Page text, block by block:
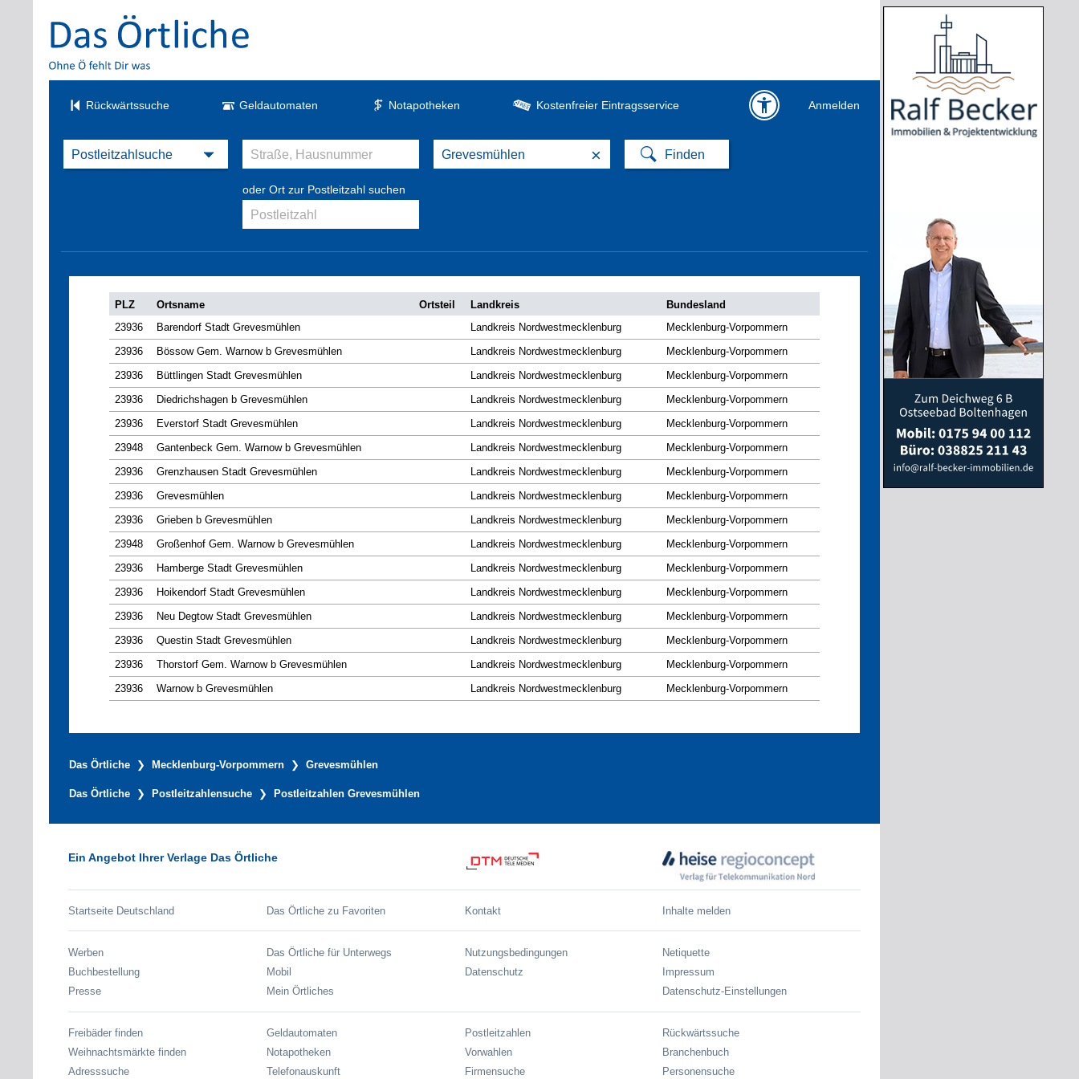
Rückwärtssuche Geldautomaten Notapotheken Kostenfreier Eintragsservice Anmelden
×
oder Ort zur Postleitzahl suchen
PLZ Ortsname Ortsteil Landkreis
Bundesland
23936
Barendorf Stadt Grevesmühlen Landkreis Nordwestmecklenburg
Mecklenburg-Vorpommern
23936
Bössow Gem. Warnow b Grevesmühlen Landkreis Nordwestmecklenburg
Mecklenburg-Vorpommern
23936
Büttlingen Stadt Grevesmühlen Landkreis Nordwestmecklenburg
Mecklenburg-Vorpommern
23936
Diedrichshagen b Grevesmühlen Landkreis Nordwestmecklenburg
Mecklenburg-Vorpommern
23936
Everstorf Stadt Grevesmühlen Landkreis Nordwestmecklenburg
Mecklenburg-Vorpommern
23948
Gantenbeck Gem. Warnow b Grevesmühlen Landkreis Nordwestmecklenburg
Mecklenburg-Vorpommern
23936
Grenzhausen Stadt Grevesmühlen Landkreis Nordwestmecklenburg
Mecklenburg-Vorpommern
23936
Grevesmühlen Landkreis Nordwestmecklenburg
Mecklenburg-Vorpommern
23936
Grieben b Grevesmühlen Landkreis Nordwestmecklenburg
Mecklenburg-Vorpommern
23948
Großenhof Gem. Warnow b Grevesmühlen Landkreis Nordwestmecklenburg
Mecklenburg-Vorpommern
23936
Hamberge Stadt Grevesmühlen Landkreis Nordwestmecklenburg
Mecklenburg-Vorpommern
23936
Hoikendorf Stadt Grevesmühlen Landkreis Nordwestmecklenburg
Mecklenburg-Vorpommern
23936
Neu Degtow Stadt Grevesmühlen Landkreis Nordwestmecklenburg
Mecklenburg-Vorpommern
23936
Questin Stadt Grevesmühlen Landkreis Nordwestmecklenburg
Mecklenburg-Vorpommern
23936
Thorstorf Gem. Warnow b Grevesmühlen Landkreis Nordwestmecklenburg
Mecklenburg-Vorpommern
23936
Warnow b Grevesmühlen Landkreis Nordwestmecklenburg Mecklenburg-Vorpommern
Das Örtliche Mecklenburg-Vorpommern Grevesmühlen
Das Örtliche Postleitzahlensuche Postleitzahlen Grevesmühlen
Ein Angebot Ihrer Verlage Das Örtliche
Startseite Deutschland Das Örtliche zu Favoriten Kontakt Inhalte melden
Werben
Buchbestellung
Presse
Das Örtliche für Unterwegs
Mobil
Mein Örtliches
Nutzungsbedingungen
Datenschutz
Netiquette
Impressum
Datenschutz-Einstellungen
Freibäder finden
Weihnachtsmärkte finden
Adresssuche
Geldautomaten
Notapotheken
Telefonauskunft
Postleitzahlen
Vorwahlen
Firmensuche
Rückwärtssuche
Branchenbuch
Personensuche